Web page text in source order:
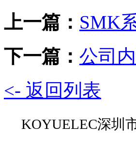
上一篇： SMK
下一篇： 公司
<- 返回列表
KOYUELEC深圳